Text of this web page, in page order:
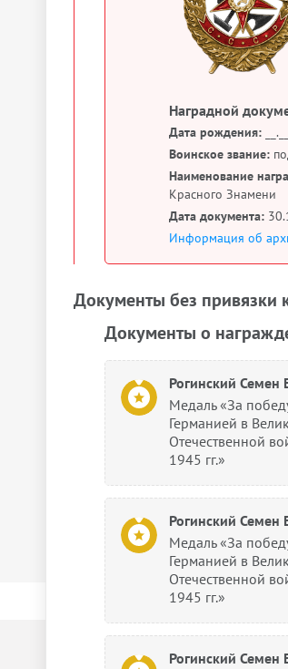
Наградной
Дата рождения:
Воинское звание:
Наименование
Красного Знамени
Дата документа:
Информация об
Документы без привязки
Документы о
Рогинский Семен
Медаль «За
Германией в
Отечественной
1945 гг.»
Рогинский Семен
Медаль «За
Германией в
Отечественной
1945 гг.»
Рогинский Семен